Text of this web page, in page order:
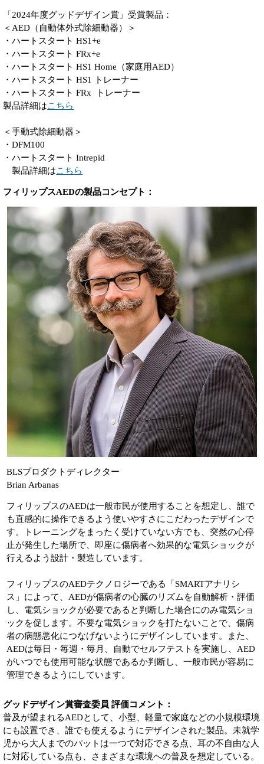
「2024年度グッドデザイン賞」受賞製品：
＜AED（自動体外式除細動器）＞
・ハートスタート HS1+e
・ハートスタート FRx+e
・ハートスタート HS1 Home（家庭用AED）
・ハートスタート HS1 トレーナー
・ハートスタート FRx トレーナー
製品詳細はこちら
＜手動式除細動器＞
・DFM100
・ハートスタート Intrepid
製品詳細はこちら
フィリップスAEDの製品コンセプト：
BLSプロダクトディレクター
Brian Arbanas
フィリップスのAEDは一般市民が使用することを想定し、誰で
も直感的に操作できるよう使いやすさにこだわったデザインで
す。トレーニングをまったく受けていない方でも、突然の心停
止が発生した場所で、即座に傷病者へ効果的な電気ショックが
行えるよう設計・製造しています。
フィリップスのAEDテクノロジーである「SMARTアナリシ
ス」によって、AEDが傷病者の心臓のリズムを自動解析・評価
し、電気ショックが必要であると判断した場合にのみ電気ショ
ックを促します。不要な電気ショックを打たないことで、傷病
者の病態悪化につなげないようにデザインしています。また、
AEDは毎日・毎週・毎月、自動でセルフテストを実施し、AED
がいつでも使用可能な状態であるか判断し、一般市民が容易に
管理できるようにしています。
グッドデザイン賞審査委員 評価コメント：
普及が望まれるAEDとして、小型、軽量で家庭などの小規模環境
にも設置でき、誰でも使えるようにデザインされた製品。未就学
児から大人までのパットは一つで対応できる点、耳の不自由な人
に対応している点も、さまざまな環境への普及を想定している。